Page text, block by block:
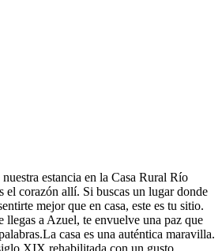
estancia en la Casa Rural Río
el corazón allí. Si buscas un lugar donde
mejor que en casa, este es tu sitio.
llegas a Azuel, te envuelve una paz que
​La casa es una auténtica maravilla.